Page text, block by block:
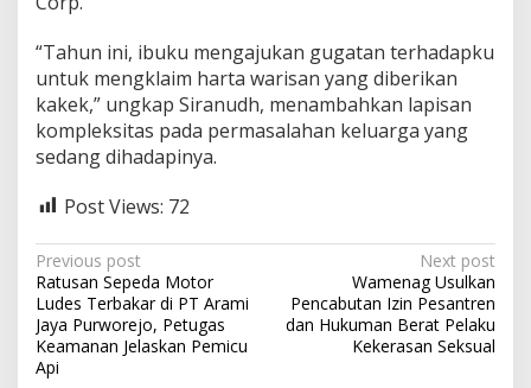
“Tahun ini, ibuku mengajukan gugatan terhadapku
untuk mengklaim harta warisan yang diberikan
kakek,” ungkap Siranudh, menambahkan lapisan
kompleksitas pada permasalahan keluarga yang
sedang dihadapinya.
Post Views: 72
P
o
s
t
Previous post
Ratusan Sepeda Motor
Ludes Terbakar di PT Arami
Jaya Purworejo, Petugas
Keamanan Jelaskan Pemicu
Api
Next post
Wamenag Usulkan
Pencabutan Izin Pesantren
dan Hukuman Berat Pelaku
Kekerasan Seksual